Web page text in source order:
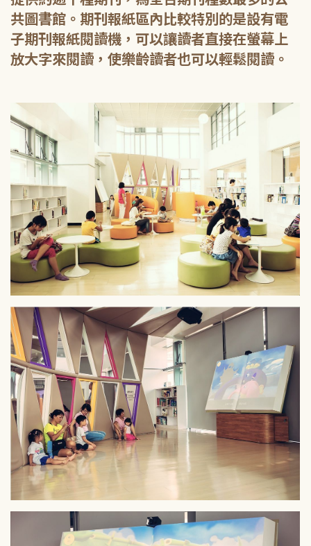
共圖書館。期刊報紙區內比較特別的是設有電
子期刊報紙閱讀機，可以讓讀者直接在螢幕上
放大字來閱讀，使樂齡讀者也可以輕鬆閱讀。